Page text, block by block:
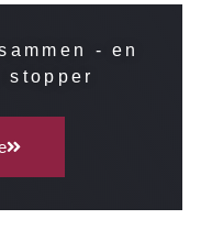
- en
stopper